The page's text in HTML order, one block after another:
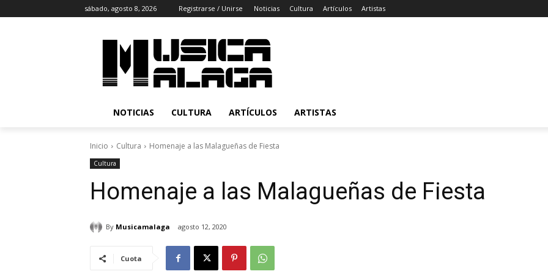
sábado, agosto 8, 2026 Registrarse / Unirse Noticias Cultura Artículos Artistas
NOTICIAS CULTURA ARTÍCULOS ARTISTAS
Inicio Cultura Homenaje a las Malagueñas de Fiesta
Cultura
Homenaje a las Malagueñas de Fiesta
By Musicamalaga agosto 12, 2020
Cuota